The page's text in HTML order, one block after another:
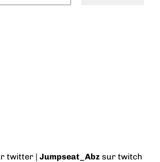
twitter |Jumpseat_Abz sur twitch